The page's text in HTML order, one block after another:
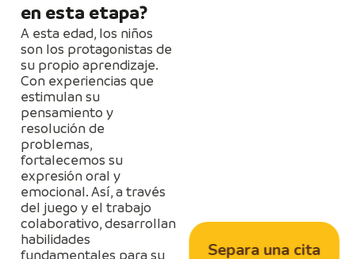
en esta etapa?
A esta edad, los niños
son los protagonistas de
su propio aprendizaje.
Con experiencias que
estimulan su
pensamiento y
resolución de
problemas,
fortalecemos su
expresión oral y
emocional. Así, a través
del juego y el trabajo
colaborativo, desarrollan
habilidades
fundamentales para su
Separa una cita